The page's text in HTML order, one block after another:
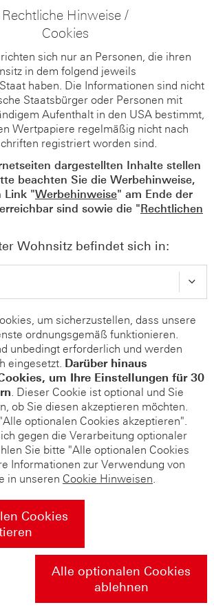
Rechtliche Hinweise /
Cookies
sich nur an Personen, die ihren
in dem folgend jeweils
haben. Die Informationen sind nicht
Staatsbürger oder Personen mit
Aufenthalt in den USA bestimmt,
Wertpapiere regelmäßig nicht nach
registriert worden sind.
dargestellten Inhalte stellen
beachten Sie die Werbehinweise,
Link "Werbehinweise" am Ende der
sind sowie die "Rechtlichen
Wohnsitz befindet sich in:
um sicherzustellen, dass unsere
ordnungsgemäß funktionieren.
unbedingt erforderlich und werden
eingesetzt. Darüber hinaus
um Ihre Einstellungen für 30
. Dieser Cookie ist optional und Sie
ob Sie diesen akzeptieren möchten.
optionalen Cookies akzeptieren".
gegen die Verarbeitung optionaler
Sie bitte "Alle optionalen Cookies
Informationen zur Verwendung von
in unseren Cookie Hinweisen.
Cookies
Alle optionalen Cookies
ablehnen